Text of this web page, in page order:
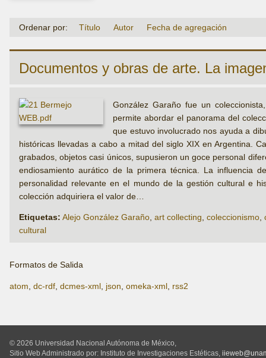
Ordenar por: Título Autor Fecha de agregación
Documentos y obras de arte. La
González Garaño fue un
permite abordar el panorama del
que estuvo involucrado nos ayuda a
históricas llevadas a cabo a mitad del siglo XIX en Argentina.
grabados, objetos casi únicos, supusieron un goce personal
endiosamiento aurático de la primera técnica. La influencia
personalidad relevante en el mundo de la gestión cultural e
colección adquiriera el valor de…
Etiquetas: Alejo González Garaño art collecting coleccionismo
cultural
Formatos de Salida
atom, dc-rdf, dcmes-xml, json, omeka-xml, rss2
© 2026 Universidad Nacional Autónoma de México,
Sitio Web Administrado por: Instituto de Investigaciones Estéticas,